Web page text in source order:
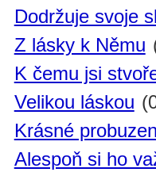
Dodržuje svoje
Z lásky k Němu
K čemu jsi
Velikou láskou
Krásné
Alespoň si ho